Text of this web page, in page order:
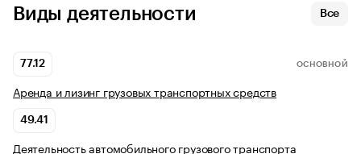
Виды деятельности Все
77.12 ОСНОВНОЙ
Аренда и лизинг грузовых транспортных средств
49.41
Деятельность автомобильного грузового транспорта